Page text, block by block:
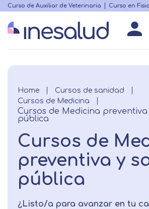
Skip
main
content
Menú
destacado
Curso de Auxiliar de Veterinaria Curso en
Breadcrumb
Home
Cursos de sanidad
Cursos de Medicina
Cursos de Medicina preventiva
pública
Cursos de
preventiva y
pública
¿Listo/a para avanzar en tu
Matricularme